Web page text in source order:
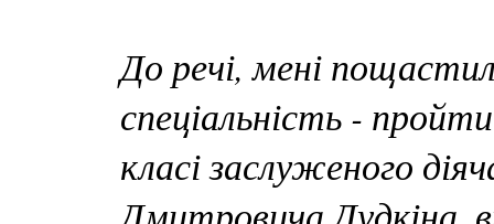
До речі, мені
спеціальність -
класі заслуженого